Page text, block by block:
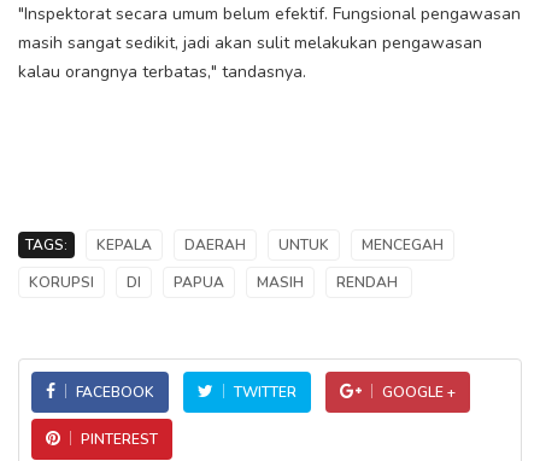
"Inspektorat secara umum belum efektif. Fungsional pengawasan
masih sangat sedikit, jadi akan sulit melakukan pengawasan
kalau orangnya terbatas," tandasnya.
TAGS: KEPALA DAERAH UNTUK
MENCEGAH
KORUPSI
DI PAPUA MASIH RENDAH
FACEBOOK TWITTER GOOGLE +
PINTEREST